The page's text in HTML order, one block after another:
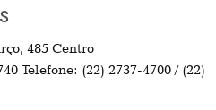
485 Centro
Telefone: (22) 2737-4700 / (22)